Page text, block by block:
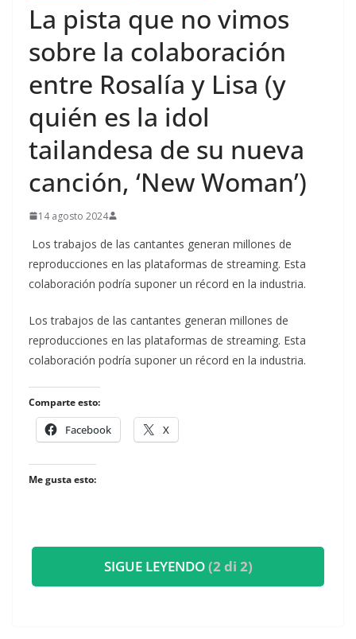
​La pista que no vimos
sobre la colaboración
entre Rosalía y Lisa (y
quién es la idol
tailandesa de su nueva
canción, ‘New Woman’)
14 agosto 2024
Los trabajos de las cantantes generan millones de
reproducciones en las plataformas de streaming. Esta
colaboración podría suponer un récord en la industria.
​Los trabajos de las cantantes generan millones de
reproducciones en las plataformas de streaming. Esta
colaboración podría suponer un récord en la industria.
Comparte esto:
Facebook X
Me gusta esto:
SIGUE LEYENDO(2 di 2)